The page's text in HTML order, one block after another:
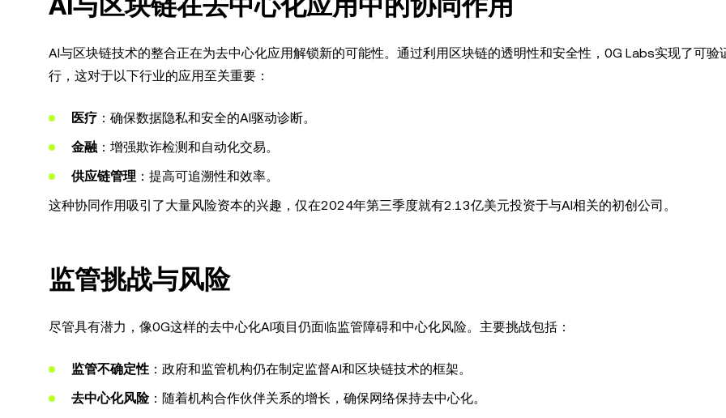
AI与区块链技术的整合正在为去中心化应用解锁新的可能性。通过利用区块链的透明性和安全性，0G Labs实现了可验
行，这对于以下行业的应用至关重要：
医疗 ：确保数据隐私和安全的AI驱动诊断。
金融 ：增强欺诈检测和自动化交易。
供应链管理 ：提高可追溯性和效率。
这种协同作用吸引了大量风险资本的兴趣，仅在2024年第三季度就有2.13亿美元投资于与AI相关的初创公司。
监管挑战与风险
尽管具有潜力，像0G这样的去中心化AI项目仍面临监管障碍和中心化风险。主要挑战包括：
监管不确定性 ：政府和监管机构仍在制定监督AI和区块链技术的框架。
去中心化风险：随着机构合作伙伴关系的增长，确保网络保持去中心化。